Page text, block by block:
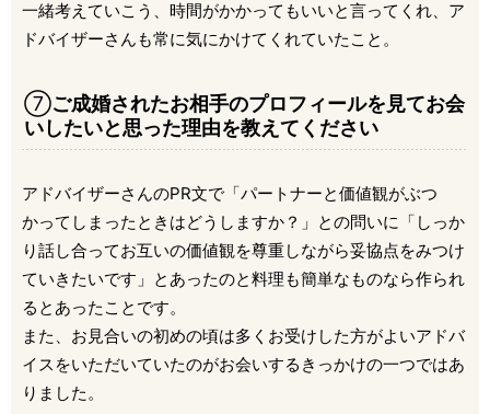
一緒考えていこう、時間がかかってもいいと言ってくれ、ア
ドバイザーさんも常に気にかけてくれていたこと。
⑦ご成婚されたお相手のプロフィールを見てお会
いしたいと思った理由を教えてください
アドバイザーさんのPR文で「パートナーと価値観がぶつ
かってしまったときはどうしますか？」との問いに「しっか
り話し合ってお互いの価値観を尊重しながら妥協点をみつけ
ていきたいです」とあったのと料理も簡単なものなら作られ
るとあったことです。
また、お見合いの初めの頃は多くお受けした方がよいアドバ
イスをいただいていたのがお会いするきっかけの一つではあ
りました。